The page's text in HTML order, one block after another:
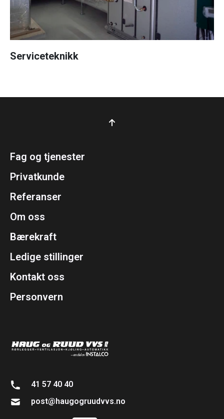
Serviceteknikk
41 57 40 40
post@haugogruudvvs.no
Fag og tjenester
Privatkunde
Referanser
Om oss
Bærekraft
Ledige stillinger
Kontakt oss
Personvern